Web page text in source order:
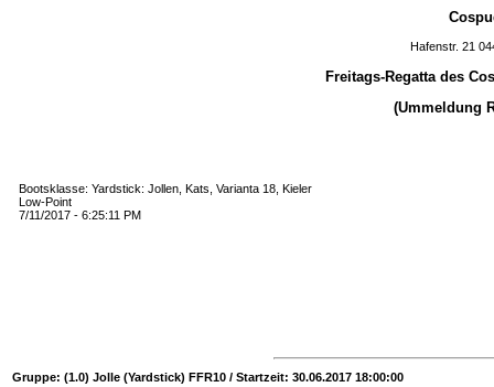
Hafenstr. 21
Freitags-Regatta des
(Ummeldung
Bootsklasse: Yardstick: Jollen, Kats, Varianta 18, Kieler
Low-Point
7/11/2017 - 6:25:11 PM
Gruppe: (1.0) Jolle (Yardstick) FFR10 / Startzeit: 30.06.2017 18:00:00